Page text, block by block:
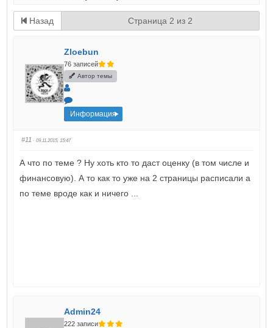
Назад Страница 2 из 2
Zloebun
76 записей
Автор темы
Информация
#11 · 09.11.2015, 15:47
А что по теме ? Ну хоть кто то даст оценку (в том числе и
финансовую). А то как то уже на 2 страницы расписали а
по теме вроде как и ничего ...
Admin24
222 записи